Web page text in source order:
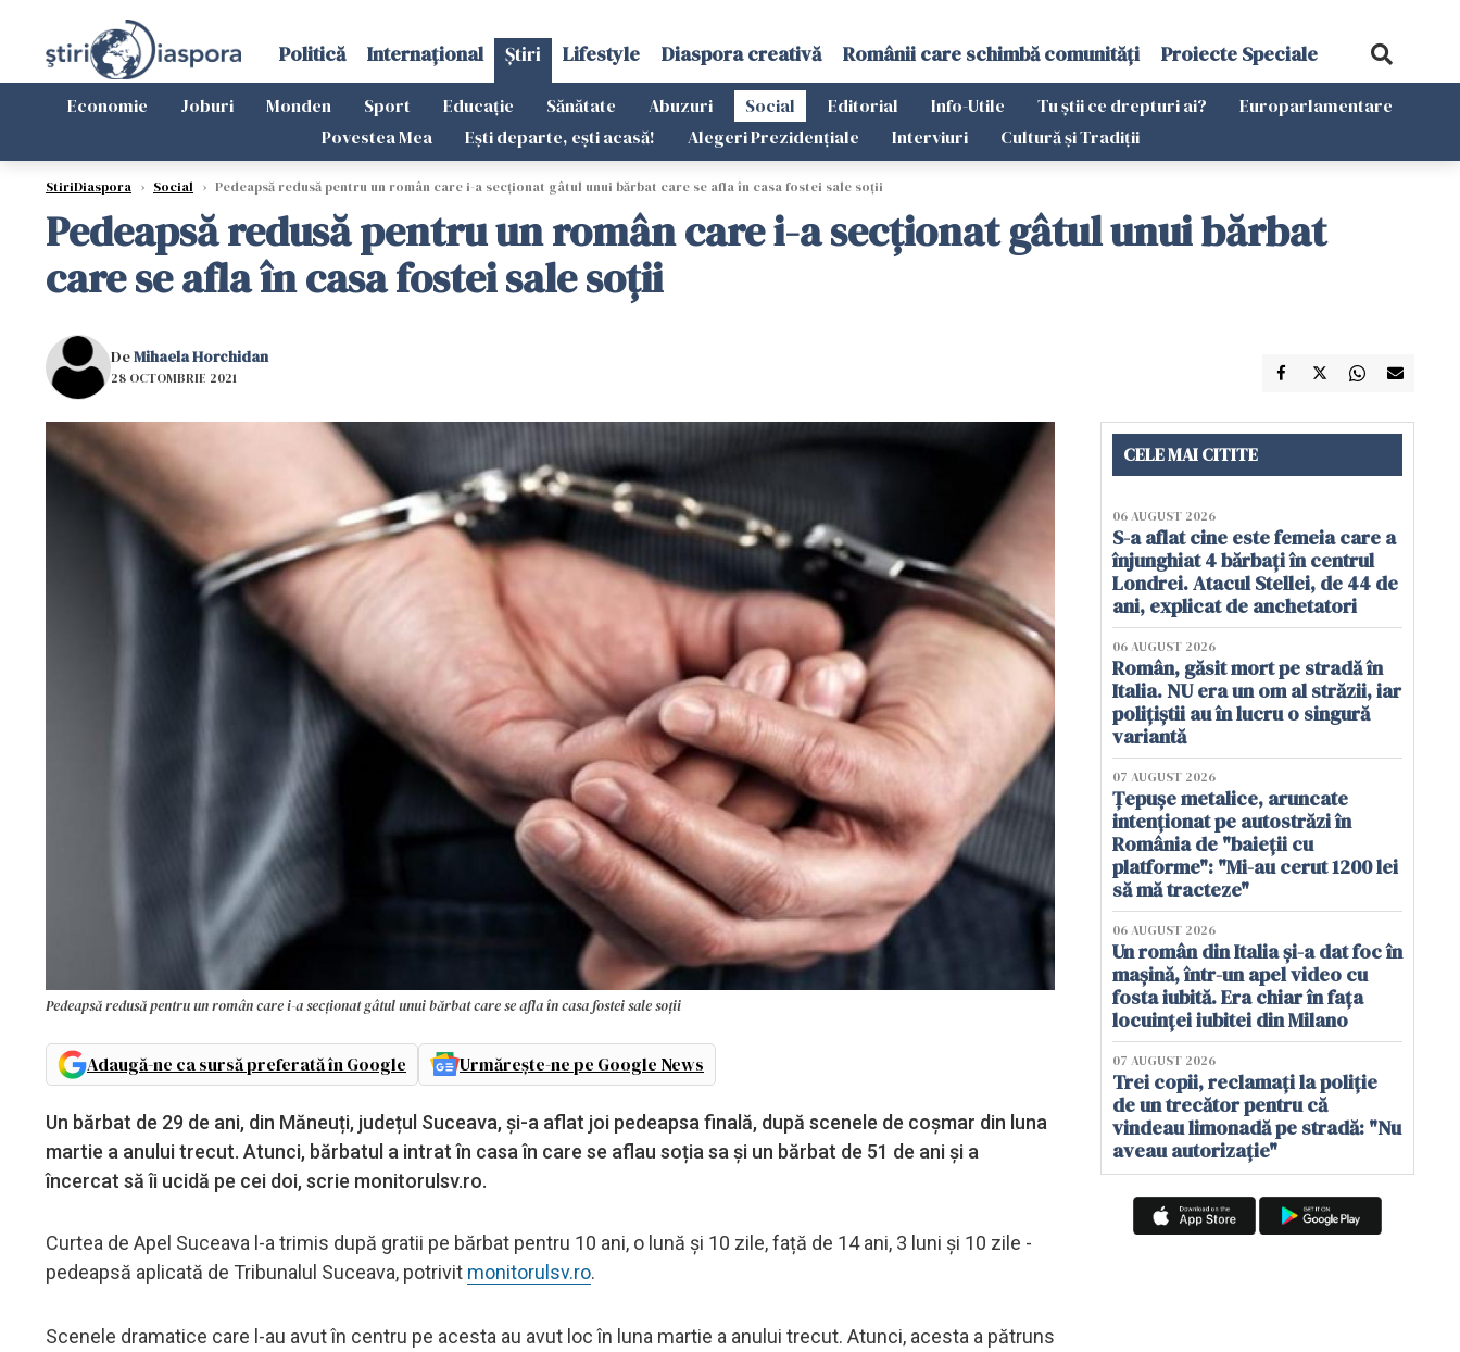
Politică Internațional Știri Lifestyle Diaspora creativă Românii care schimbă comunități Proiecte Speciale
Economie Joburi Monden Sport Educație Sănătate Abuzuri Social Editorial Info-Utile Tu știi ce drepturi ai?
Europarlamentare
Povestea Mea
Ești departe, ești acasă! Alegeri Prezidențiale Interviuri Cultură și Tradiții
StiriDiaspora › Social › Pedeapsă redusă pentru un român care i-a secționat gâtul unui bărbat care se afla în casa fostei sale soții
Pedeapsă redusă pentru un român care i-a secționat gâtul unui bărbat
care se afla în casa fostei sale soții
DeMihaela Horchidan
28 OCTOMBRIE 2021
Pedeapsă redusă pentru un român care i-a secționat gâtul unui bărbat care se afla în casa fostei sale soții
Adaugă-ne ca sursă preferată în Google Urmărește-ne pe Google News
Un bărbat de 29 de ani, din Măneuți, județul Suceava, și-a aflat joi pedeapsa finală, după scenele de coșmar din luna
martie a anului trecut. Atunci, bărbatul a intrat în casa în care se aflau soția sa și un bărbat de 51 de ani și a
încercat să îi ucidă pe cei doi, scrie monitorulsv.ro.
Curtea de Apel Suceava l-a trimis după gratii pe bărbat pentru 10 ani, o lună și 10 zile, față de 14 ani, 3 luni și 10 zile -
pedeapsă aplicată de Tribunalul Suceava, potrivit monitorulsv.ro.
Scenele dramatice care l-au avut în centru pe acesta au avut loc în luna martie a anului trecut. Atunci, acesta a pătruns
CELE MAI CITITE
06 AUGUST 2026
S-a aflat cine este femeia care a
înjunghiat 4 bărbați în centrul
Londrei. Atacul Stellei, de 44 de
ani, explicat de anchetatori
06 AUGUST 2026
Român, găsit mort pe stradă în
Italia. NU era un om al străzii, iar
polițiștii au în lucru o singură
variantă
07 AUGUST 2026
Țepușe metalice, aruncate
intenționat pe autostrăzi în
România de "baieții cu
platforme": "Mi-au cerut 1200 lei
să mă tracteze"
06 AUGUST 2026
Un român din Italia și-a dat foc în
mașină, într-un apel video cu
fosta iubită. Era chiar în fața
locuinței iubitei din Milano
07 AUGUST 2026
Trei copii, reclamați la poliție
de un trecător pentru că
vindeau limonadă pe stradă: "Nu
aveau autorizație"